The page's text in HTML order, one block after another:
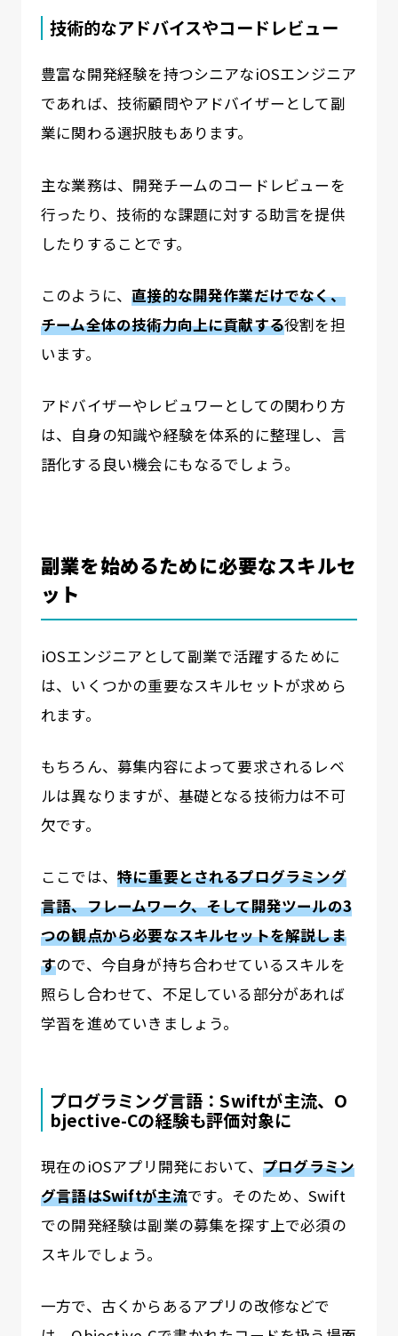
技術的なアドバイスやコードレビュー
豊富な開発経験を持つシニアなiOSエンジニア
であれば、技術顧問やアドバイザーとして副
業に関わる選択肢もあります。
主な業務は、開発チームのコードレビューを
行ったり、技術的な課題に対する助言を提供
したりすることです。
このように、直接的な開発作業だけでなく、
チーム全体の技術力向上に貢献する役割を担
います。
アドバイザーやレビュワーとしての関わり方
は、自身の知識や経験を体系的に整理し、言
語化する良い機会にもなるでしょう。
副業を始めるために必要なスキルセ
ット
iOSエンジニアとして副業で活躍するために
は、いくつかの重要なスキルセットが求めら
れます。
もちろん、募集内容によって要求されるレベ
ルは異なりますが、基礎となる技術力は不可
欠です。
ここでは、 特に重要とされるプログラミング
言語、フレームワーク、そして開発ツールの3
つの観点から必要なスキルセットを解説しま
すので、今自身が持ち合わせているスキルを
照らし合わせて、不足している部分があれば
学習を進めていきましょう。
プログラミング言語：Swiftが主流、O
bjective-Cの経験も評価対象に
現在のiOSアプリ開発において、プログラミン
グ言語はSwiftが主流です。そのため、Swift
での開発経験は副業の募集を探す上で必須の
スキルでしょう。
一方で、古くからあるアプリの改修などで